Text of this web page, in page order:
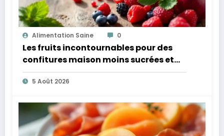
Alimentation Saine 0
Les fruits incontournables pour des
confitures maison moins sucrées et
plus légères
5 Août 2026